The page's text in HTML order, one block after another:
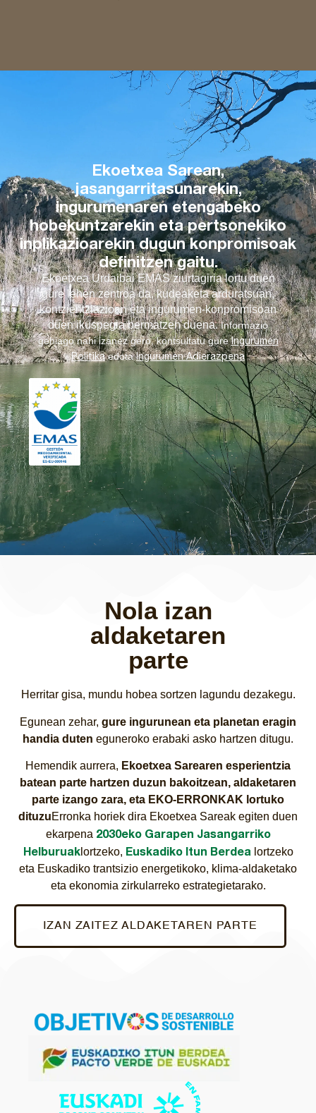
Ekoetxea Sarean,
jasangarritasunarekin,
ingurumenaren etengabeko
hobekuntzarekin eta pertsonekiko
inplikazioarekin dugun konpromisoak
definitzen gaitu.
Ekoetxea Urdaibai EMAS ziurtagiria lortu duen
gure lehen zentroa da, kudeaketa arduratsuan,
kontzientziazioan eta ingurumen-konpromisoan
duen ikuspegia bermatzen duena.Informazio
gehiago nahi izanez gero, kontsultatu gureIngurumen
PolitikaedotaIngurumen Adierazpena
Nola izan
aldaketaren
parte
Herritar gisa, mundu hobea sortzen lagundu dezakegu.
Egunean zehar, gure ingurunean eta planetan eragin
handia duten eguneroko erabaki asko hartzen ditugu.
Hemendik aurrera, Ekoetxea Sarearen esperientzia
batean parte hartzen duzun bakoitzean, aldaketaren
parte izango zara, eta EKO-ERRONKAK lortuko
dituzuErronka horiek dira Ekoetxea Sareak egiten duen
ekarpena 2030eko Garapen Jasangarriko
Helburuaklortzeko, Euskadiko Itun Berdea lortzeko
eta Euskadiko trantsizio energetikoko, klima-aldaketako
eta ekonomia zirkularreko estrategietarako.
IZAN ZAITEZ ALDAKETAREN PARTE